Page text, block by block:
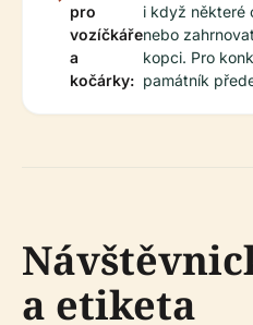
pro
vozíčkáře
a
kočárky:
i když některé
nebo
kopci. Pro
památník
a etiketa